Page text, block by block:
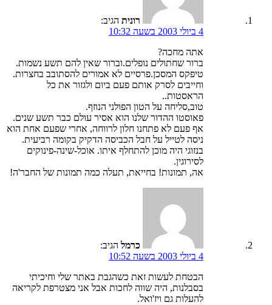
רונית הגיב:
4 ביולי 2003 בשעה 10:32
אתה מחכה?
ברור שחתולים נופלים.וברור שאין להם תשע נשמות.
טיפקס המסכן.פרסיים לא אמורים להסתובב בחצרות.
וחייבים לסרק אותם פעם ביום ולגזור את כל
הראסטות..
טוב,סליחה על הטון הפולני הנוזף.
פאוסטו ההדור שלנו הוא אסיר עולם כבר תשע שנים.
אף פעם לא פתחנו חלון לרווחה, אחרי שפעם אחת הוא
ניסה לטייל על חבל הכביסה הדקיק בקומה רביעית.
בנזוגי היה מוכן להתחלף איתו. אוכל-שינה-פינוקים
לסירוגין.
אה, תמונות! בחייאת, תעלה כמה תמונות של החבר'ה!
כרמל הגיב:
4 ביולי 2003 בשעה 10:52
הבטחת לעשות זאת כשהגבת באתר שלי וחיכיתי
בסבלנות, היה שווה לחכות אבל אני מצטרפת לקריאה
להעלות גם ויז'ואל.